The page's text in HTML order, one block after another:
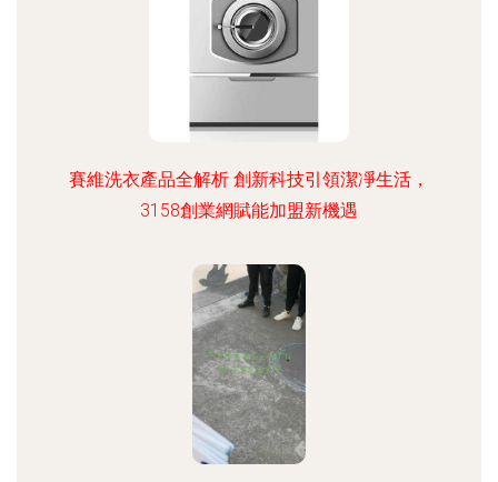
賽維洗衣產品全解析 創新科技引領潔凈生活，
3158創業網賦能加盟新機遇